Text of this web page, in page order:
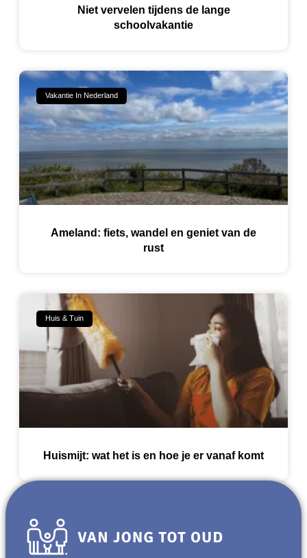
Niet vervelen tijdens de lange
schoolvakantie
Vakantie In Nederland
Ameland: fiets, wandel en geniet van de
rust
Huis & Tuin
Huismijt: wat het is en hoe je er vanaf komt